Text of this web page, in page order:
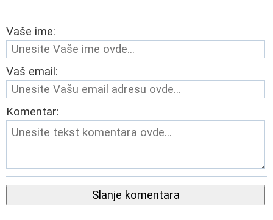
Vaše ime:
Vaš email:
Komentar:
Slanje komentara